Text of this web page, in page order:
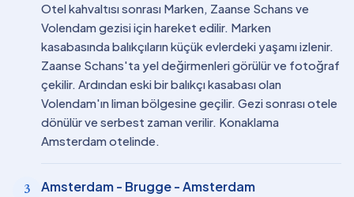
Otel kahvaltısı sonrası Marken, Zaanse Schans ve
Volendam gezisi için hareket edilir. Marken
kasabasında balıkçıların küçük evlerdeki yaşamı izlenir.
Zaanse Schans'ta yel değirmenleri görülür ve fotoğraf
çekilir. Ardından eski bir balıkçı kasabası olan
Volendam'ın liman bölgesine geçilir. Gezi sonrası otele
dönülür ve serbest zaman verilir. Konaklama
Amsterdam otelinde.
3 Amsterdam - Brugge - Amsterdam